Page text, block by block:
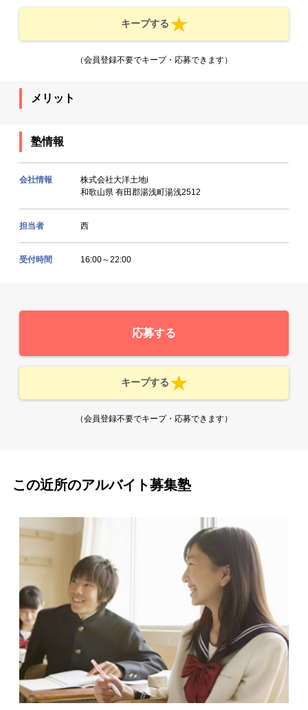
キープする
（会員登録不要でキープ・応募できます）
メリット
塾情報
会社情報
株式会社大洋土地i
和歌山県 有田郡湯浅町湯浅2512
担当者 西
受付時間 16:00～22:00
応募する
キープする
（会員登録不要でキープ・応募できます）
この近所のアルバイト募集塾